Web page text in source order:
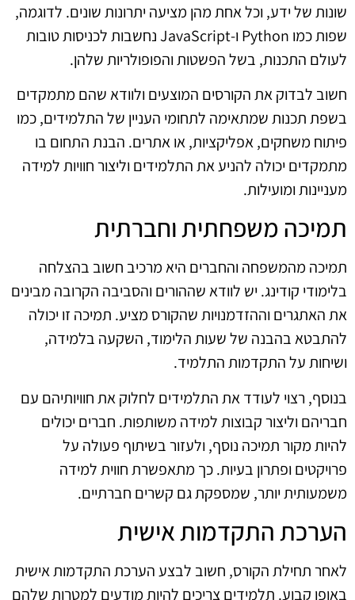
שונות של ידע, וכל אחת מהן מציעה יתרונות שונים. לדוגמה,
שפות כמו Python ו-JavaScript נחשבות לכניסות טובות
לעולם התכנות, בשל הפשטות והפופולריות שלהן.
חשוב לבדוק את הקורסים המוצעים ולוודא שהם מתמקדים
בשפת תכנות שמתאימה לתחומי העניין של התלמידים, כמו
פיתוח משחקים, אפליקציות, או אתרים. הבנת התחום בו
מתמקדים יכולה להניע את התלמידים וליצור חוויות למידה
מעניינות ומועילות.
תמיכה משפחתית וחברתית
תמיכה מהמשפחה והחברים היא מרכיב חשוב בהצלחה
בלימודי קודינג. יש לוודא שההורים והסביבה הקרובה מבינים
את האתגרים וההזדמנויות שהקורס מציע. תמיכה זו יכולה
להתבטא בהבנה של שעות הלימוד, השקעה בלמידה,
ושיחות על התקדמות התלמיד.
בנוסף, רצוי לעודד את התלמידים לחלוק את חוויותיהם עם
חבריהם וליצור קבוצות למידה משותפות. חברים יכולים
להיות מקור תמיכה נוסף, ולעזור בשיתוף פעולה על
פרויקטים ופתרון בעיות. כך מתאפשרת חווית למידה
משמעותית יותר, שמספקת גם קשרים חברתיים.
הערכת התקדמות אישית
לאחר תחילת הקורס, חשוב לבצע הערכת התקדמות אישית
באופן קבוע. תלמידים צריכים להיות מודעים למטרות שלהם